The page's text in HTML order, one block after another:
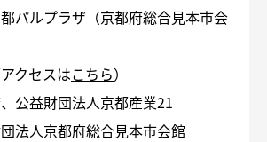
パルプラザ（京都府総合見本市会
クセスはこちら）
公益財団法人京都産業21
法人京都府総合見本市会館